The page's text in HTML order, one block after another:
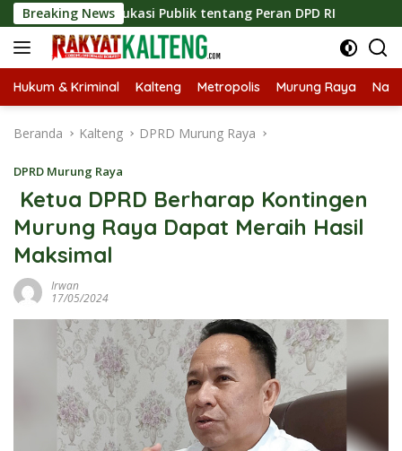
Langsung
ke
konten
Breaking News
Edukasi Publik tentang Peran DPD RI Masuknya
Hukum & Kriminal Kalteng Metropolis Murung Raya
Beranda Kalteng DPRD Murung Raya
DPRD Murung Raya
Ketua DPRD Berharap Kontingen
Murung Raya Dapat Meraih Hasil
Maksimal
Irwan
17/05/2024